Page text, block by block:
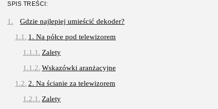
Obiady w łódzkim biurowcu: co
SPIS TREŚCI:
Gdzie najlepiej umieścić dekoder?
1. Na półce pod telewizorem
Zalety
Wskazówki aranżacyjne
2. Na ścianie za telewizorem
Zalety